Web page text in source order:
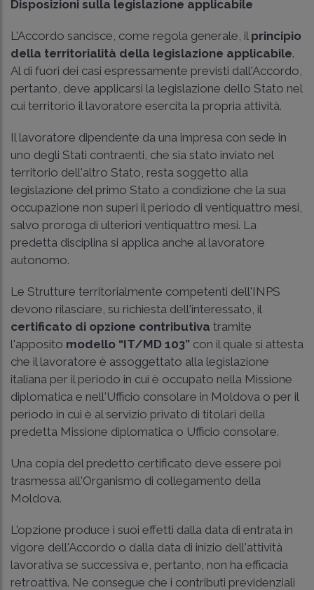
Disposizioni sulla legislazione applicabile
L'Accordo sancisce, come regola generale, il principio
della territorialità della legislazione applicabile.
Al di fuori dei casi espressamente previsti dall'Accordo,
pertanto, deve applicarsi la legislazione dello Stato nel
cui territorio il lavoratore esercita la propria attività.
Il lavoratore dipendente da una impresa con sede in
uno degli Stati contraenti, che sia stato inviato nel
territorio dell'altro Stato, resta soggetto alla
legislazione del primo Stato a condizione che la sua
occupazione non superi il periodo di ventiquattro mesi,
salvo proroga di ulteriori ventiquattro mesi. La
predetta disciplina si applica anche al lavoratore
autonomo.
Le Strutture territorialmente competenti dell'INPS
devono rilasciare, su richiesta dell'interessato, il
certificato di opzione contributiva tramite
l'apposito modello “IT/MD 103” con il quale si attesta
che il lavoratore è assoggettato alla legislazione
italiana per il periodo in cui è occupato nella Missione
diplomatica e nell'Ufficio consolare in Moldova o per il
periodo in cui è al servizio privato di titolari della
predetta Missione diplomatica o Ufficio consolare.
Una copia del predetto certificato deve essere poi
trasmessa all'Organismo di collegamento della
Moldova.
L'opzione produce i suoi effetti dalla data di entrata in
vigore dell'Accordo o dalla data di inizio dell'attività
lavorativa se successiva e, pertanto, non ha efficacia
retroattiva. Ne consegue che i contributi previdenziali